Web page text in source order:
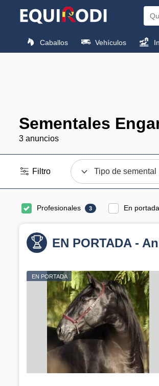
Caballos Vehículos
Sementales
3 anuncios
Filtro Tipo de semental
Profesionales 3 En portada
EN PORTADA -
EN PORTADA